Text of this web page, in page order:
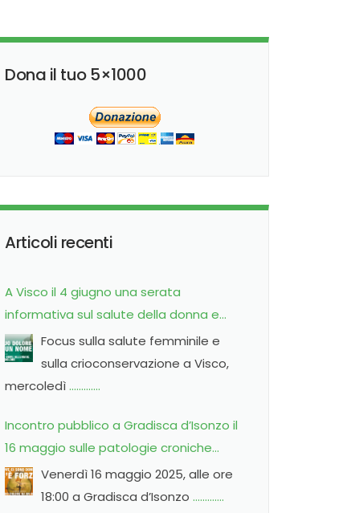
Dona il tuo 5×1000
Articoli recenti
A Visco il 4 giugno una serata
informativa sul salute della donna e
crioconservazione
Focus sulla salute femminile e
sulla crioconservazione a Visco,
mercoledì………….
Incontro pubblico a Gradisca d’Isonzo il
16 maggio sulle patologie croniche
femminiliVenerdì 16 maggio 2025, alle ore
18:00 a Gradisca d’Isonzo ………….